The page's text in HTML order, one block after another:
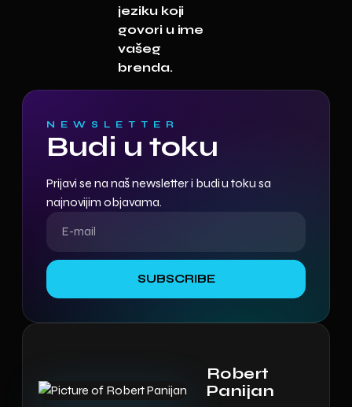
Robert
Panijan
NEWSLETTER
Budi u toku
Prijavi se na naš newsletter i budi u toku sa
najnovijim objavama.
SUBSCRIBE
jeziku koji
govori u ime
vašeg
brenda.